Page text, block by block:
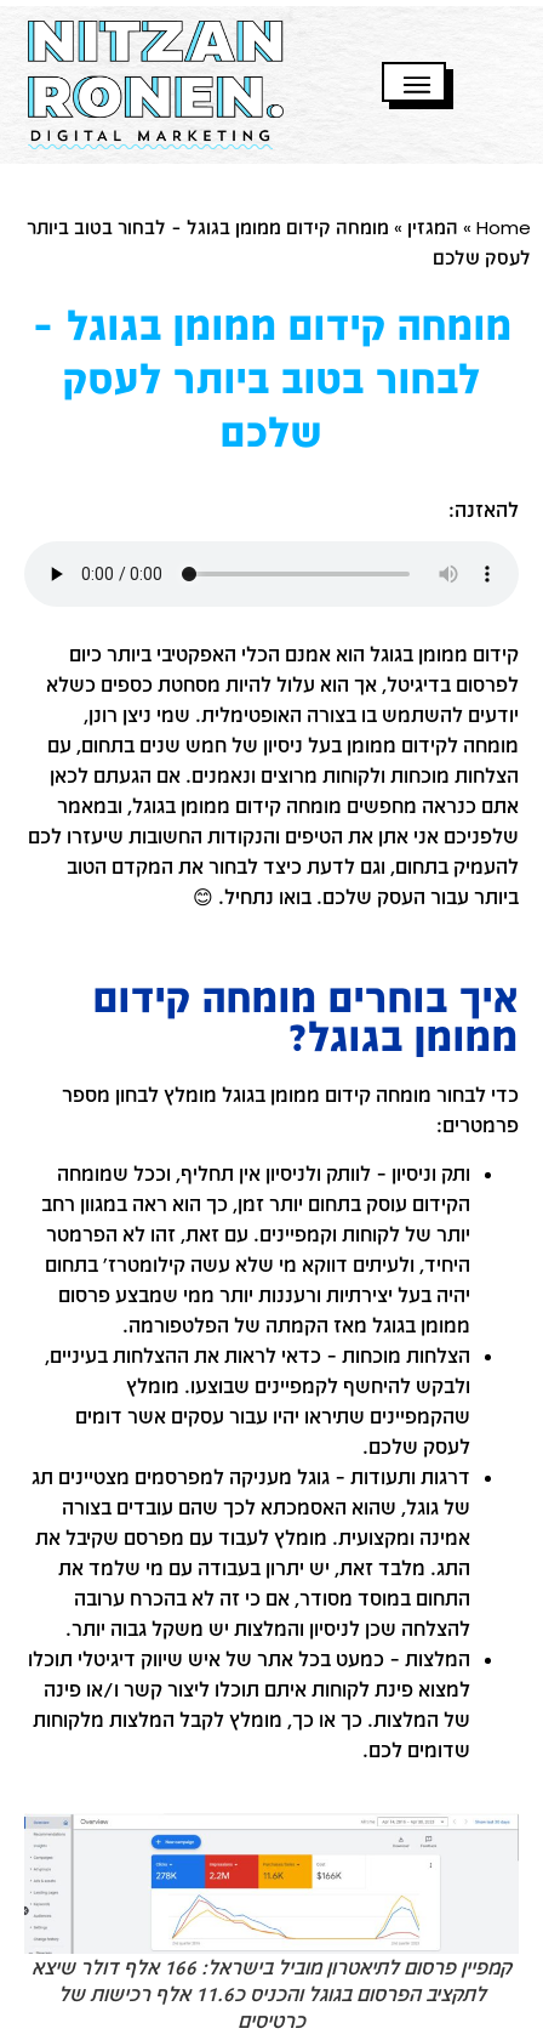
Home
» המגזין » מומחה קידום ממומן בגוגל – לבחור בטוב ביותר
לעסק שלכם
מומחה קידום ממומן בגוגל –
לבחור בטוב ביותר לעסק
שלכם
להאזנה:
קידום ממומן בגוגל הוא אמנם הכלי האפקטיבי ביותר כיום
לפרסום בדיגיטל, אך הוא עלול להיות מסחטת כספים כשלא
יודעים להשתמש בו בצורה האופטימלית. שמי ניצן רונן,
מומחה לקידום ממומן בעל ניסיון של חמש שנים בתחום, עם
הצלחות מוכחות ולקוחות מרוצים ונאמנים. אם הגעתם לכאן
אתם כנראה מחפשים מומחה קידום ממומן בגוגל, ובמאמר
שלפניכם אני אתן את הטיפים והנקודות החשובות שיעזרו לכם
להעמיק בתחום, וגם לדעת כיצד לבחור את המקדם הטוב
ביותר עבור העסק שלכם. בואו נתחיל. 😊
איך בוחרים מומחה קידום
ממומן בגוגל?
כדי לבחור מומחה קידום ממומן בגוגל מומלץ לבחון מספר
פרמטרים:
ותק וניסיון – לוותק ולניסיון אין תחליף, וככל שמומחה
הקידום עוסק בתחום יותר זמן, כך הוא ראה במגוון רחב
יותר של לקוחות וקמפיינים. עם זאת, זהו לא הפרמטר
היחיד, ולעיתים דווקא מי שלא עשה קילומטרז' בתחום
יהיה בעל יצירתיות ורעננות יותר ממי שמבצע פרסום
ממומן בגוגל מאז הקמתה של הפלטפורמה.
הצלחות מוכחות – כדאי לראות את ההצלחות בעיניים,
ולבקש להיחשף לקמפיינים שבוצעו. מומלץ
שהקמפיינים שתיראו יהיו עבור עסקים אשר דומים
לעסק שלכם.
דרגות ותעודות – גוגל מעניקה למפרסמים מצטיינים תג
של גוגל, שהוא האסמכתא לכך שהם עובדים בצורה
אמינה ומקצועית. מומלץ לעבוד עם מפרסם שקיבל את
התג. מלבד זאת, יש יתרון בעבודה עם מי שלמד את
התחום במוסד מסודר, אם כי זה לא בהכרח ערובה
להצלחה שכן לניסיון והמלצות יש משקל גבוה יותר.
המלצות – כמעט בכל אתר של איש שיווק דיגיטלי תוכלו
למצוא פינת לקוחות איתם תוכלו ליצור קשר ו/או פינה
של המלצות. כך או כך, מומלץ לקבל המלצות מלקוחות
שדומים לכם.
קמפיין פרסום לתיאטרון מוביל בישראל: 166 אלף דולר שיצא
לתקציב הפרסום בגוגל והכניס כ11.6 אלף רכישות של
כרטיסים